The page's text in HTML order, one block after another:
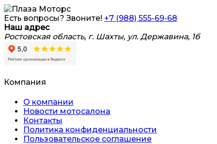
Есть вопросы? Звоните! +7 (988) 555-69-68
Наш адрес
Ростовская область, г. Шахты, ул. Державина, 1б
Компания
О компании
Новости мотосалона
Контакты
Политика конфиденциальности
Пользовательское соглашение